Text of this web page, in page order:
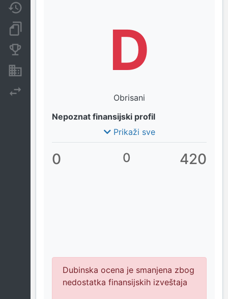
D
Obrisani
Nepoznat finansijski profil
Prikaži sve
0 0 420
Dubinska ocena je smanjena zbog
nedostatka finansijskih izveštaja